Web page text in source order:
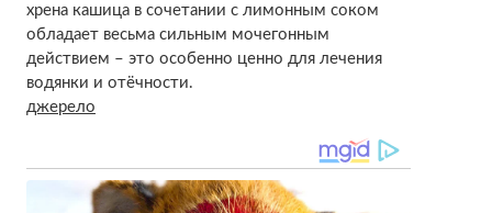
хрена кашица в сочетании с лимонным соком
обладает весьма сильным мочегонным
действием – это особенно ценно для лечения
водянки и отёчности.
джерело